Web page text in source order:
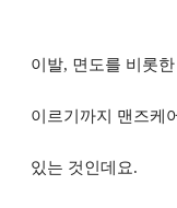
이발, 면도를 비롯
이 르기까지 맨즈케
있는 것인데요.